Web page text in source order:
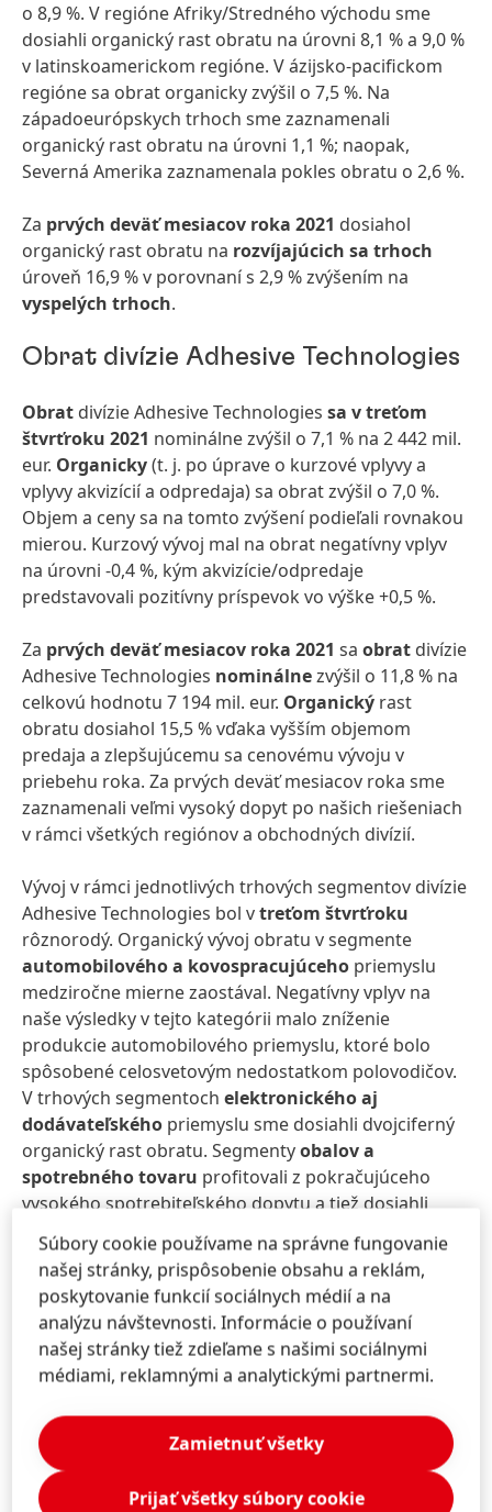
o 8,9 %. V regióne Afriky/Stredného východu sme
dosiahli organický rast obratu na úrovni 8,1 % a 9,0 %
v latinskoamerickom regióne. V ázijsko-pacifickom
regióne sa obrat organicky zvýšil o 7,5 %. Na
západoeurópskych trhoch sme zaznamenali
organický rast obratu na úrovni 1,1 %; naopak,
Severná Amerika zaznamenala pokles obratu o 2,6 %.
Za prvých deväť mesiacov roka 2021 dosiahol
organický rast obratu na rozvíjajúcich sa trhoch
úroveň 16,9 % v porovnaní s 2,9 % zvýšením na
vyspelých trhoch.
Obrat divízie Adhesive Technologies
Obrat divízie Adhesive Technologies sa v treťom
štvrťroku 2021 nominálne zvýšil o 7,1 % na 2 442 mil.
eur. Organicky(t. j. po úprave o kurzové vplyvy a
vplyvy akvizícií a odpredaja) sa obrat zvýšil o 7,0 %.
Objem a ceny sa na tomto zvýšení podieľali rovnakou
mierou. Kurzový vývoj mal na obrat negatívny vplyv
na úrovni -0,4 %, kým akvizície/odpredaje
predstavovali pozitívny príspevok vo výške +0,5 %.
Za prvých deväť mesiacov roka 2021 sa obrat divízie
Adhesive Technologies nominálnezvýšil o 11,8 % na
celkovú hodnotu 7 194 mil. eur. Organický rast
obratu dosiahol 15,5 % vďaka vyšším objemom
predaja a zlepšujúcemu sa cenovému vývoju v
priebehu roka. Za prvých deväť mesiacov roka sme
zaznamenali veľmi vysoký dopyt po našich riešeniach
v rámci všetkých regiónov a obchodných divízií.
Vývoj v rámci jednotlivých trhových segmentov divízie
Adhesive Technologies bol vtreťom štvrťroku
rôznorodý. Organický vývoj obratu v segmente
automobilového a kovospracujúceho priemyslu
medziročne mierne zaostával. Negatívny vplyv na
naše výsledky v tejto kategórii malo zníženie
produkcie automobilového priemyslu, ktoré bolo
spôsobené celosvetovým nedostatkom polovodičov.
V trhových segmentoch elektronického aj
dodávateľského priemyslu sme dosiahli dvojciferný
organický rast obratu. Segmentyobalov a
spotrebného tovaru profitovali z pokračujúceho
vysokého spotrebiteľského dopytu a tiež dosiahli
dvojciferný rast obratu, ku ktorému prispeli najmä
kategórie obalových a lifestylových produktov.
Organický rast obratu v segmente výrobkov pre
remeselníkov, stavebníctvo a profesionálov
bol v
porovnaní s tretím štvrťrokom predchádzajúceho
roka na veľmi silnej úrovni. Po dvojcifernom raste v
rovnakom období predchádzajúceho roka boli
výsledky v spotrebiteľskom a remeselníckom
segmente negatívne. Tento negatívny vývoj bol viac
než kompenzovaný rastom v segmentoch výrobkov
pre stavebníctvo a výrobu a údržbu.
Súbory cookie používame na správne fungovanie
našej stránky, prispôsobenie obsahu a reklám,
poskytovanie funkcií sociálnych médií a na
analýzu návštevnosti. Informácie o používaní
našej stránky tiež zdieľame s našimi sociálnymi
médiami, reklamnými a analytickými partnermi.
Zamietnuť všetky
Prijať všetky súbory cookie